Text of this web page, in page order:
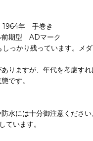
年 手巻き
前期型 ADマーク
っかり残っています。メダ
りますが、年代を考慮すれ
です。
水には十分御注意ください
ています。